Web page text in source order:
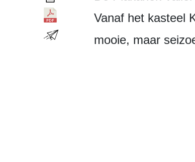
Vanaf het kasteel
mooie, maar